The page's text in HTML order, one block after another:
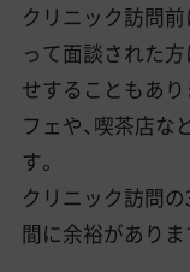
クリニック訪問
って面談された
せすることもあ
フェや、喫茶店な
す。
クリニック訪問
間に余裕がありま